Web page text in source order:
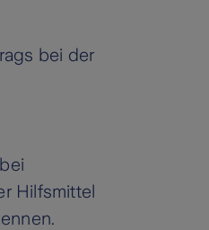
bei der
Hilfsmittel